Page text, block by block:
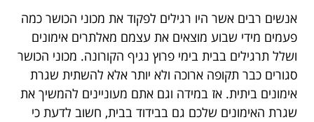
אנשים רבים אשר היו רגילים לפקוד את מכוני הכושר כמה
פעמים מידי שבוע מוצאים את עצמם מאלתרים אימונים
ושלל תרגילים בבית בימי פרוץ נגיף הקורונה. מכוני הכושר
סגורים כבר תקופה ארוכה ולא יותר אלא להשתית שגרת
אימונים ביתית. אז במידה וגם אתם מעוניינים להמשיך את
שגרת האימונים שלכם גם בבידוד בבית, חשוב לדעת כי